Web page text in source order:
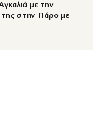
με την
στην Πάρο με